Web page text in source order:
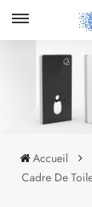
Accueil
Cadre De